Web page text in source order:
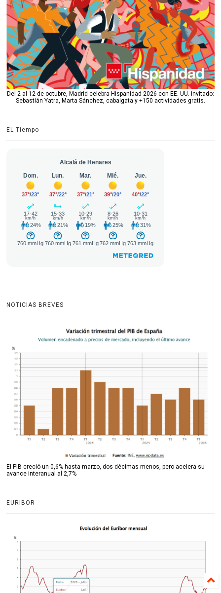
Del 2 al 12 de octubre, Madrid celebra Hispanidad 2026 con EE. UU. invitado:
Sebastián Yatra, Marta Sánchez, cabalgata y +150 actividades gratis.
EL Tiempo
NOTICIAS BREVES
El PIB creció un 0,6% hasta marzo, dos décimas menos, pero acelera su
avance interanual al 2,7%
EURIBOR